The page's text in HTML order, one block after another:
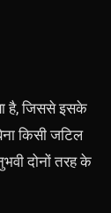
है, जिससे इसके
किसी जटिल
दोनों तरह के